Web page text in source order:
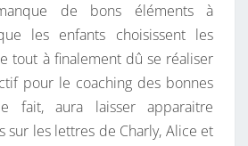
S
A
I
N
T
de bons éléments à
les enfants choisissent les
tout à finalement dû se réaliser
pour le coaching des bonnes
fait, aura laisser apparaitre
sur les lettres de Charly, Alice et